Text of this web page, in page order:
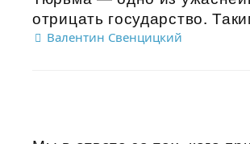
отрицать государство.
Валентин Свенцицкий